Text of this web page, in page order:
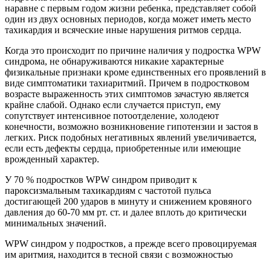
наравне с первым годом жизни ребенка, представляет собой
один из двух основных периодов, когда может иметь место
тахикардия и всяческие иные нарушения ритмов сердца.
Когда это происходит по причине наличия у подростка WPW
синдрома, не обнаруживаются никакие характерные
физикальные признаки кроме единственных его проявлений в
виде симптоматики тахиаритмий. Причем в подростковом
возрасте выраженность этих симптомов зачастую является
крайне слабой. Однако если случается приступ, ему
сопутствует интенсивное потоотделение, холодеют
конечности, возможно возникновение гипотензии и застоя в
легких. Риск подобных негативных явлений увеличивается,
если есть дефекты сердца, приобретенные или имеющие
врожденный характер.
У 70 % подростков WPW синдром приводит к
пароксизмальным тахикардиям с частотой пульса
достигающей 200 ударов в минуту и снижением кровяного
давления до 60-70 мм рт. ст. и далее вплоть до критически
минимальных значений.
WPW синдром у подростков, а прежде всего провоцируемая
им аритмия, находится в тесной связи с возможностью